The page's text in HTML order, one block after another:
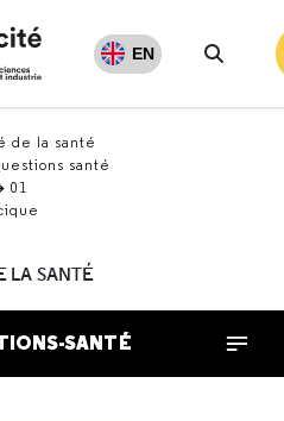
EN
de la santé
santé
01
LA SANTÉ
SANTÉ